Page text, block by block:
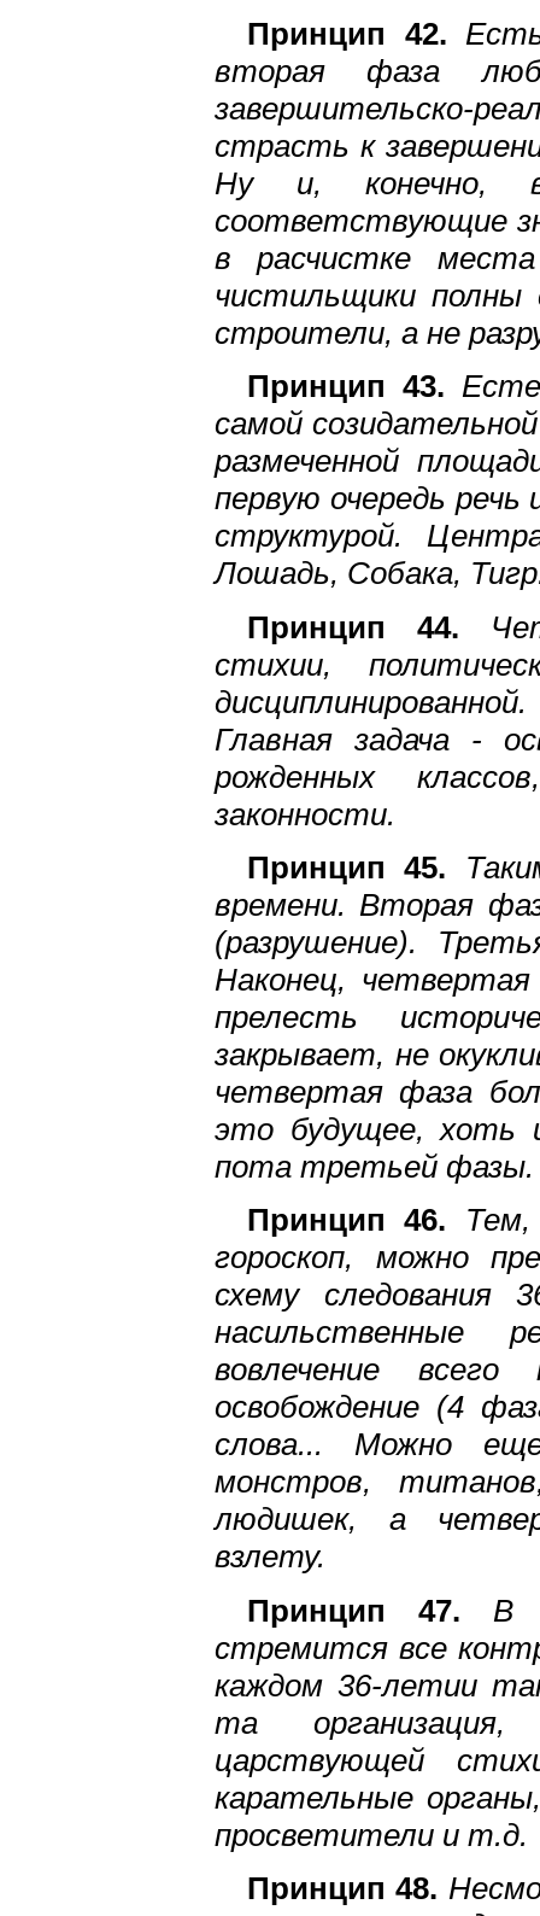
Принцип 42.
вторая фаза
завершительско-
страсть к
Ну и, конечно,
соответствующие
в расчистке
чистильщики
строители, а не
Принцип 43.
самой
размеченной
первую очередь
структурой.
Лошадь, Собака,
Принцип 44.
стихии,
Главная задача -
рожденных
законности.
Принцип 45.
времени. Вторая
(разрушение).
Наконец,
прелесть
закрывает, не
четвертая фаза
это будущее, хоть
пота третьей фазы.
Принцип 46.
гороскоп, можно
схему следования
насильственные
вовлечение
освобождение (4
слова... Можно
монстров,
людишек, а
взлету.
Принцип 47. В
стремится все
каждом 36-летии
та организация,
царствующей
карательные
просветители и т.д.
Принцип 48.